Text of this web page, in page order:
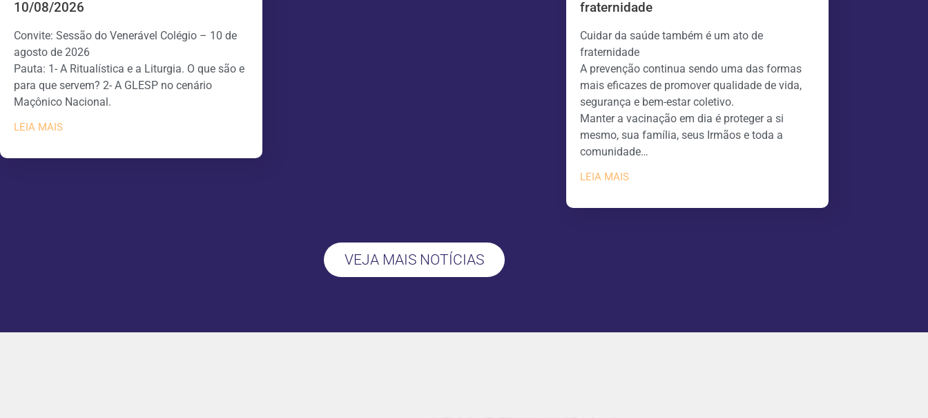
10/08/2026
Convite: Sessão do Venerável Colégio – 10 de
agosto de 2026
Pauta: 1- A Ritualística e a Liturgia. O que são e
para que servem? 2- A GLESP no cenário
Maçônico Nacional.
LEIA MAIS
fraternidade
Cuidar da saúde também é um ato de
fraternidade
A prevenção continua sendo uma das formas
mais eficazes de promover qualidade de vida,
segurança e bem-estar coletivo.
Manter a vacinação em dia é proteger a si
mesmo, sua família, seus Irmãos e toda a
comunidade…
LEIA MAIS
VEJA MAIS NOTÍCIAS